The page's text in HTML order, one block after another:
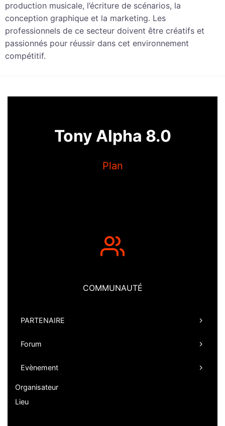
production musicale, l’écriture de scénarios, la
conception graphique et la marketing. Les
professionnels de ce secteur doivent être créatifs et
passionnés pour réussir dans cet environnement
compétitif.
Tony Alpha 8.0
Plan
COMMUNAUTÉ
PARTENAIRE
Forum
Evènement
Organisateur
Lieu